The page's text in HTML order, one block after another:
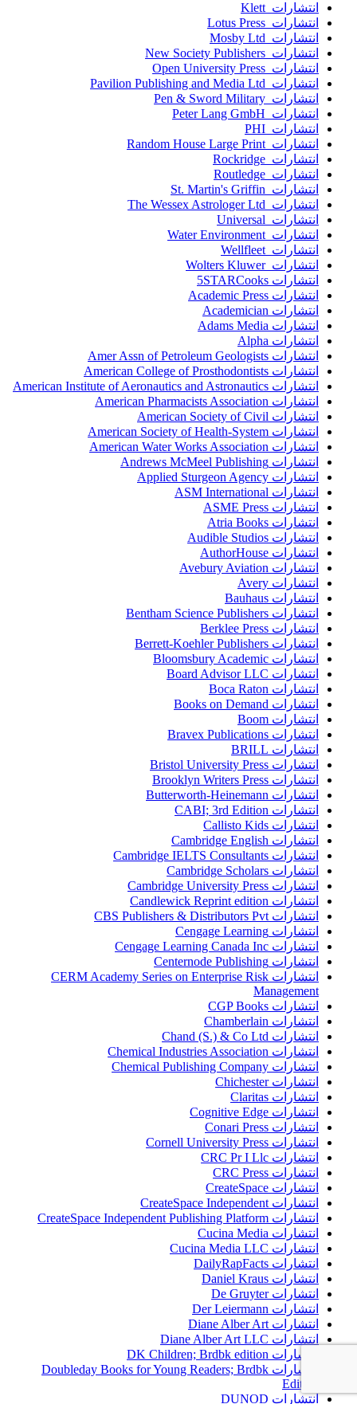
انتشارات Klett
انتشارات Lotus Press
انتشارات Mosby Ltd
انتشارات New Society Publishers
انتشارات Open University Press
انتشارات Pavilion Publishing and Media Ltd
انتشارات Pen & Sword Military
انتشارات Peter Lang GmbH
انتشارات PHI
انتشارات Random House Large Print
انتشارات Rockridge
انتشارات Routledge
انتشارات St. Martin's Griffin
انتشارات The Wessex Astrologer Ltd
انتشارات Universal
انتشارات Water Environment
انتشارات Wellfleet
انتشارات Wolters Kluwer
انتشارات 5STARCooks
انتشارات Academic Press
انتشارات Academician
انتشارات Adams Media
انتشارات Alpha
انتشارات Amer Assn of Petroleum Geologists
انتشارات American College of Prosthodontists
انتشارات American Institute of Aeronautics and Astronautics
انتشارات American Pharmacists Association
انتشارات American Society of Civil
انتشارات American Society of Health-System
انتشارات American Water Works Association
انتشارات Andrews McMeel Publishing
انتشارات Applied Sturgeon Agency
انتشارات ASM International
انتشارات ASME Press
انتشارات Atria Books
انتشارات Audible Studios
انتشارات AuthorHouse
انتشارات Avebury Aviation
انتشارات Avery
انتشارات Bauhaus
انتشارات Bentham Science Publishers
انتشارات Berklee Press
انتشارات Berrett-Koehler Publishers
انتشارات Bloomsbury Academic
انتشارات Board Advisor LLC
انتشارات Boca Raton
انتشارات Books on Demand
انتشارات Boom
انتشارات Bravex Publications
انتشارات BRILL
انتشارات Bristol University Press
انتشارات Brooklyn Writers Press
انتشارات Butterworth-Heinemann
انتشارات CABI; 3rd Edition
انتشارات Callisto Kids
انتشارات Cambridge English
انتشارات Cambridge IELTS Consultants
انتشارات Cambridge Scholars
انتشارات Cambridge University Press
انتشارات Candlewick Reprint edition
انتشارات CBS Publishers & Distributors Pvt
انتشارات Cengage Learning
انتشارات Cengage Learning Canada Inc
انتشارات Centernode Publishing
انتشارات CERM Academy Series on Enterprise Risk
Management
انتشارات CGP Books
انتشارات Chamberlain
انتشارات Chand (S.) & Co Ltd
انتشارات Chemical Industries Association
انتشارات Chemical Publishing Company
انتشارات Chichester
انتشارات Claritas
انتشارات Cognitive Edge
انتشارات Conari Press
انتشارات Cornell University Press
انتشارات CRC Pr I Llc
انتشارات CRC Press
انتشارات CreateSpace
انتشارات CreateSpace Independent
انتشارات CreateSpace Independent Publishing Platform
انتشارات Cucina Media
انتشارات Cucina Media LLC
انتشارات DailyRapFacts
انتشارات Daniel Kraus
انتشارات De Gruyter
انتشارات Der Leiermann
انتشارات Diane Alber Art
انتشارات Diane Alber Art LLC
انتشارات DK Children; Brdbk edition
انتشارات Doubleday Books for Young Readers; Brdbk
Edition
انتشارات DUNOD